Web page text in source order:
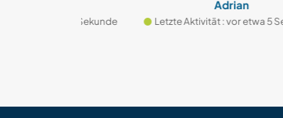
Letzte Aktivität : vor etwa 5 Sekunden